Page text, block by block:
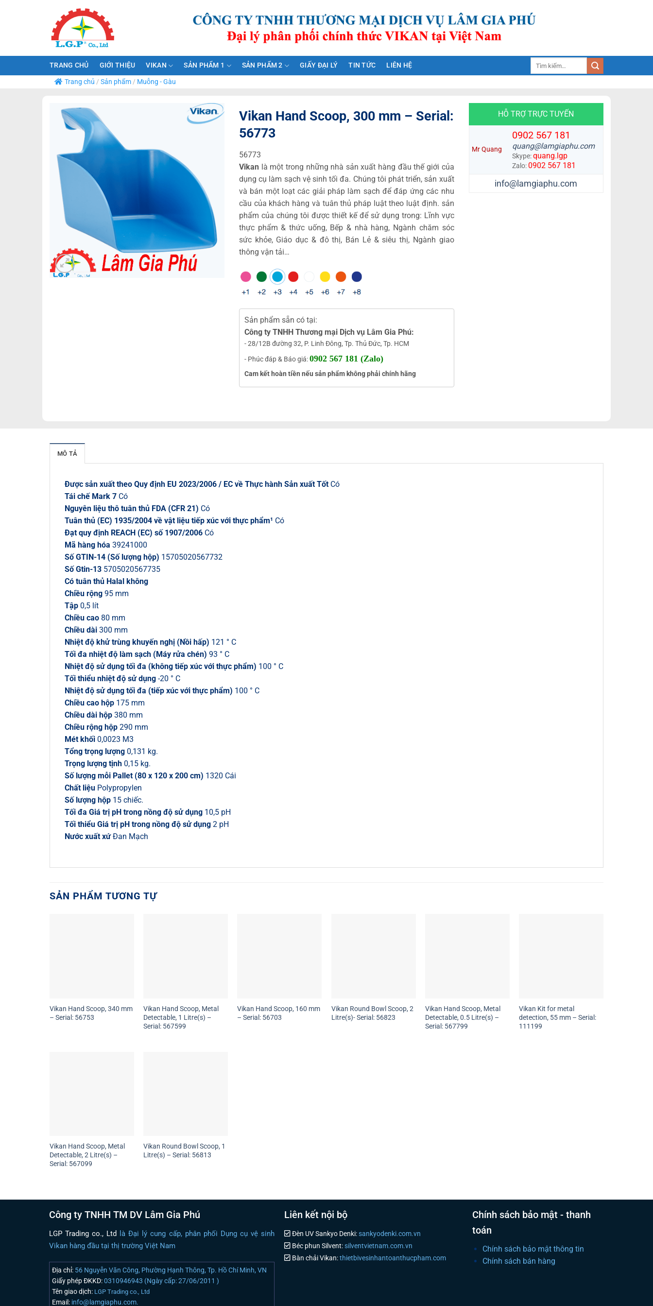
TRANG CHỦ GIỚI THIỆU VIKAN SẢN PHẨM 1 SẢN PHẨM 2 GIẤY ĐẠI LÝ TIN TỨC LIÊN HỆ
Trang chủ / Sản phẩm/ Muỗng - Gàu
Vikan Hand Scoop, 300 mm – Serial:
56773
56773
Vikan là một trong những nhà sản xuất hàng đầu thế giới của
dụng cụ làm sạch vệ sinh tối đa. Chúng tôi phát triển, sản xuất
và bán một loạt các giải pháp làm sạch để đáp ứng các nhu
cầu của khách hàng và tuân thủ pháp luật theo luật định. sản
phẩm của chúng tôi được thiết kế để sử dụng trong: Lĩnh vực
thực phẩm & thức uống, Bếp & nhà hàng, Ngành chăm sóc
sức khỏe, Giáo dục & đô thị, Bán Lẻ & siêu thị, Ngành giao
thông vận tải…
Sản phẩm sẵn có tại:
Công ty TNHH Thương mại Dịch vụ Lâm Gia Phú:
- 28/12B đường 32, P. Linh Đông, Tp. Thủ Đức, Tp. HCM
- Phúc đáp & Báo giá:0902 567 181 (Zalo)
Cam kết hoàn tiền nếu sản phẩm không phải chính hãng
HỖ TRỢ TRỰC TUYẾN
Mr Quang
0902 567 181
quang@lamgiaphu.com
Skype:quang.lgp
Zalo:0902 567 181
info@lamgiaphu.com
MÔ TẢ
Được sản xuất theo Quy định EU 2023/2006 / EC về Thực hành Sản xuất Tốt Có
Tái chế Mark 7 Có
Nguyên liệu thô tuân thủ FDA (CFR 21) Có
Tuân thủ (EC) 1935/2004 về vật liệu tiếp xúc với thực phẩm¹ Có
Đạt quy định REACH (EC) số 1907/2006 Có
Mã hàng hóa 39241000
Số GTIN-14 (Số lượng hộp) 15705020567732
Số Gtin-13 5705020567735
Có tuân thủ Halal không
Chiều rộng 95 mm
Tập 0,5 lít
Chiều cao 80 mm
Chiều dài 300 mm
Nhiệt độ khử trùng khuyến nghị (Nồi hấp) 121 ° C
Tối đa nhiệt độ làm sạch (Máy rửa chén) 93 ° C
Nhiệt độ sử dụng tối đa (không tiếp xúc với thực phẩm) 100 ° C
Tối thiểu nhiệt độ sử dụng -20 ° C
Nhiệt độ sử dụng tối đa (tiếp xúc với thực phẩm) 100 ° C
Chiều cao hộp 175 mm
Chiều dài hộp 380 mm
Chiều rộng hộp 290 mm
Mét khối 0,0023 M3
Tổng trọng lượng 0,131 kg.
Trọng lượng tịnh 0,15 kg.
Số lượng mỗi Pallet (80 x 120 x 200 cm) 1320 Cái
Chất liệu Polypropylen
Số lượng hộp 15 chiếc.
Tối đa Giá trị pH trong nồng độ sử dụng 10,5 pH
Tối thiểu Giá trị pH trong nồng độ sử dụng 2 pH
Nước xuất xứĐan Mạch
SẢN PHẨM TƯƠNG TỰ
Vikan Hand Scoop, 340 mm
– Serial: 56753
Vikan Hand Scoop, Metal
Detectable, 1 Litre(s) –
Serial: 567599
Vikan Hand Scoop, 160 mm
– Serial: 56703
Vikan Round Bowl Scoop, 2
Litre(s)- Serial: 56823
Vikan Hand Scoop, Metal
Detectable, 0.5 Litre(s) –
Serial: 567799
Vikan Kit for metal
detection, 55 mm – Serial:
111199
Vikan Hand Scoop, Metal
Detectable, 2 Litre(s) –
Serial: 567099
Vikan Round Bowl Scoop, 1
Litre(s) – Serial: 56813
Công ty TNHH TM DV Lâm Gia Phú
LGP Trading co., Ltd là Đại lý cung cấp, phân phối Dụng cụ vệ sinh
Vikan hàng đầu tại thị trường Việt Nam
Địa chỉ:56 Nguyễn Văn Công, Phường Hạnh Thông, Tp. Hồ Chí Minh, VN
Giấy phép ĐKKD:0310946943 (Ngày cấp: 27/06/2011 )
Tên giao dịch: LGP Trading co., Ltd
Email:info@lamgiaphu.com.
Liên kết nội bộ
Đèn UV Sankyo Denki:sankyodenki.com.vn
Béc phun Silvent:silventvietnam.com.vn
Bàn chải Vikan:thietbivesinhantoanthucpham.com
Chính sách bảo mật - thanh
toán
Chính sách bảo mật thông tin
Chính sách bán hàng